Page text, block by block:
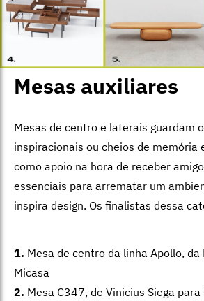
Mesas auxiliares
Mesas de centro e laterais guardam
inspiracionais ou cheios de memória
como apoio na hora de receber
essenciais para arrematar um
inspira design. Os finalistas dessa
1. Mesa de centro da linha Apollo, da
Micasa
2. Mesa C347, de Vinicius Siega para